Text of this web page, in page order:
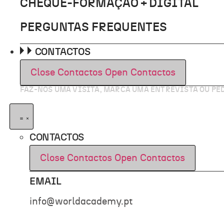
CHEQUE-FORMAÇÃO + DIGITAL
PERGUNTAS FREQUENTES
CONTACTOS
Close Contactos Open Contactos
FAZ-NOS UMA VISITA, MARCA UMA ENTREVISTA OU
CONTACTOS
Close Contactos Open Contactos
EMAIL
info@worldacademy.pt